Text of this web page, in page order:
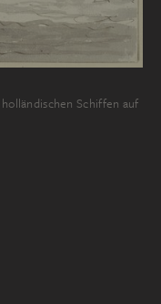
Schiffen auf